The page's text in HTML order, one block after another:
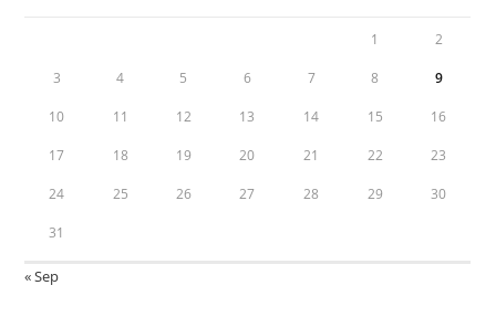
1 2
3 4 5 6 7 8 9
10 11 12 13 14 15 16
17 18 19 20 21 22 23
24 25 26 27 28 29 30
31
« Sep